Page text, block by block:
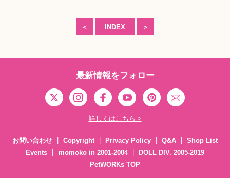
＜ INDEX ＞
最新情報をフォロー
詳しくはこちら >
お問い合わせ Copyright Privacy Policy Q&A
Shop List
Events
momoko in 2001-2004
DOLL DIV. 2005-2019
PetWORKs TOP